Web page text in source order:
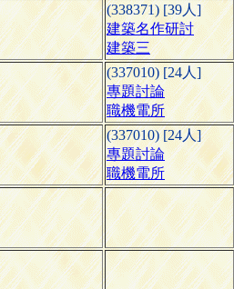
(338371) [39人]
建築名作研討
建築三
(337010) [24人]
專題討論
職機電所
(337010) [24人]
專題討論
職機電所